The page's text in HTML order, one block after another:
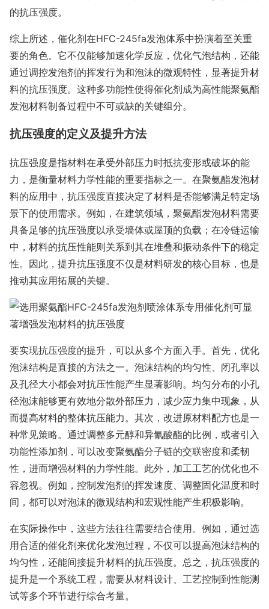
的抗压强度。
综上所述，催化剂在HFC-245fa发泡体系中扮演着至关重
要的角色。它不仅能够加速化学反应，优化气泡结构，还能
通过调控发泡剂的挥发行为和泡沫的微观特性，显著提升材
料的抗压强度。这种多功能性使得催化剂成为高性能聚氨酯
发泡材料制备过程中不可或缺的关键组分。
抗压强度的定义及提升方法
抗压强度是指材料在承受外部压力时抵抗变形或破坏的能
力，是衡量材料力学性能的重要指标之一。在聚氨酯发泡材
料的应用中，抗压强度直接决定了材料是否能够满足特定场
景下的使用需求。例如，在建筑领域，聚氨酯发泡材料需要
具备足够的抗压强度以承受墙体或屋顶的负载；在冷链运输
中，材料的抗压性能则关系到其在堆叠和振动条件下的稳定
性。因此，提升抗压强度不仅是材料研发的核心目标，也是
推动其应用拓展的关键。
要实现抗压强度的提升，可以从多个方面入手。首先，优化
泡沫结构是直接的方法之一。泡沫结构的均匀性、闭孔率以
及孔径大小都会对抗压性能产生显著影响。均匀分布的小孔
径泡沫能够更有效地分散外部压力，减少应力集中现象，从
而提高材料的整体抗压能力。其次，改进原材料配方也是一
种常见策略。通过调整多元醇和异氰酸酯的比例，或者引入
功能性添加剂，可以改变聚氨酯分子链的交联密度和柔韧
性，进而增强材料的力学性能。此外，加工工艺的优化也不
容忽视。例如，控制发泡剂的挥发速度、调整固化温度和时
间，都可以对泡沫的微观结构和宏观性能产生积极影响。
在实际操作中，这些方法往往需要结合使用。例如，通过选
用合适的催化剂来优化发泡过程，不仅可以提高泡沫结构的
均匀性，还能间接提升材料的抗压强度。总之，抗压强度的
提升是一个系统工程，需要从材料设计、工艺控制到性能测
试等多个环节进行综合考量。